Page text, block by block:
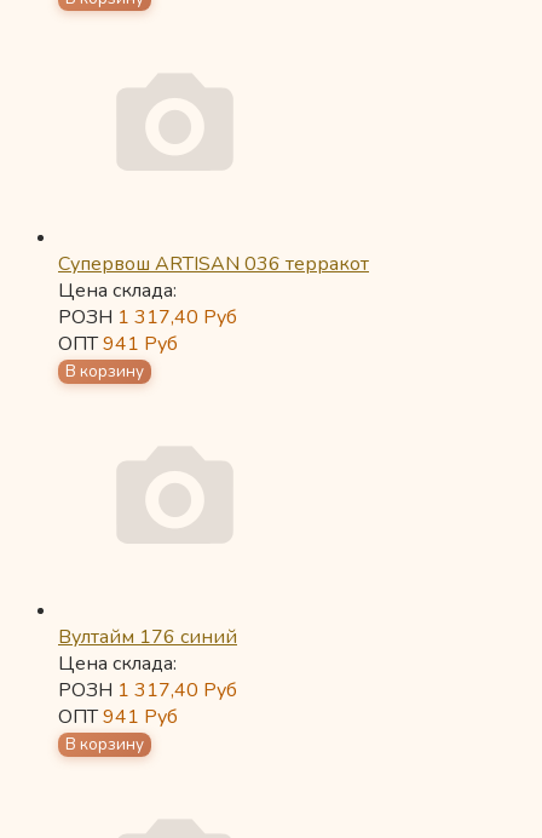
Супервош ARTISAN 036 терракот
Цена склада:
РОЗН 1 317,40 Руб
ОПТ941 Руб
Вултайм 176 синий
Цена склада:
РОЗН 1 317,40 Руб
ОПТ941 Руб